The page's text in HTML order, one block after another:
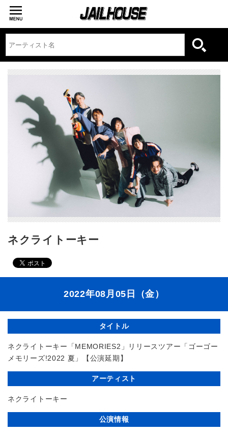
ネクライトーキー
2022年08月05日（金）
タイトル
ネクライトーキー「MEMORIES2」リリースツアー「ゴーゴー
メモリーズ!2022 夏」【公演延期】
アーティスト
ネクライトーキー
公演情報